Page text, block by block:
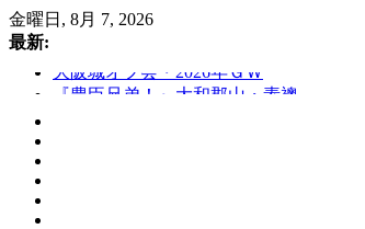
コ
ン
金曜日, 8月 7, 2026
最新:
大阪城オフ会・2026年ＧＷ